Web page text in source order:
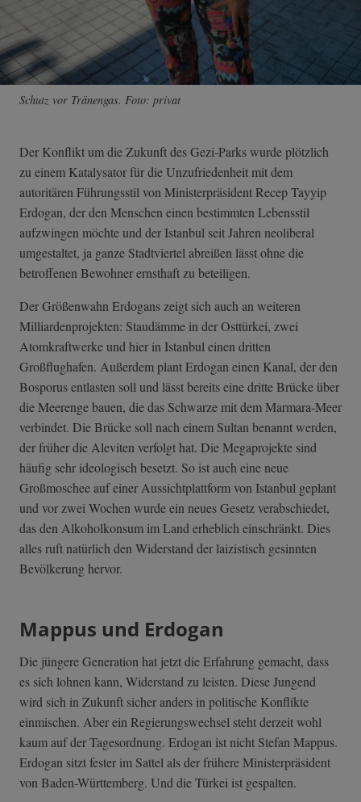
Schutz vor Tränengas. Foto: privat
Der Konflikt um die Zukunft des Gezi-Parks wurde plötzlich
zu einem Katalysator für die Unzufriedenheit mit dem
autoritären Führungsstil von Ministerpräsident Recep Tayyip
Erdogan, der den Menschen einen bestimmten Lebensstil
aufzwingen möchte und der Istanbul seit Jahren neoliberal
umgestaltet, ja ganze Stadtviertel abreißen lässt ohne die
betroffenen Bewohner ernsthaft zu beteiligen.
Der Größenwahn Erdogans zeigt sich auch an weiteren
Milliardenprojekten: Staudämme in der Osttürkei, zwei
Atomkraftwerke und hier in Istanbul einen dritten
Großflughafen. Außerdem plant Erdogan einen Kanal, der den
Bosporus entlasten soll und lässt bereits eine dritte Brücke über
die Meerenge bauen, die das Schwarze mit dem Marmara-Meer
verbindet. Die Brücke soll nach einem Sultan benannt werden,
der früher die Aleviten verfolgt hat. Die Megaprojekte sind
häufig sehr ideologisch besetzt. So ist auch eine neue
Großmoschee auf einer Aussichtplattform von Istanbul geplant
und vor zwei Wochen wurde ein neues Gesetz verabschiedet,
das den Alkoholkonsum im Land erheblich einschränkt. Dies
alles ruft natürlich den Widerstand der laizistisch gesinnten
Bevölkerung hervor.
Mappus und Erdogan
Die jüngere Generation hat jetzt die Erfahrung gemacht, dass
es sich lohnen kann, Widerstand zu leisten. Diese Jungend
wird sich in Zukunft sicher anders in politische Konflikte
einmischen. Aber ein Regierungswechsel steht derzeit wohl
kaum auf der Tagesordnung. Erdogan ist nicht Stefan Mappus.
Erdogan sitzt fester im Sattel als der frühere Ministerpräsident
von Baden-Württemberg. Und die Türkei ist gespalten.